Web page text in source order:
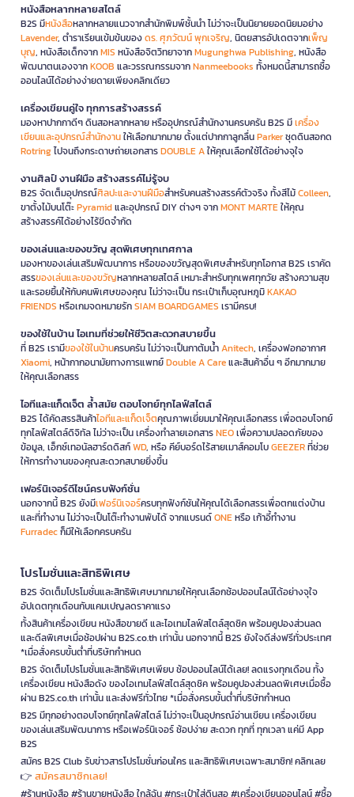
หนังสือหลากหลายสไตล์
B2S มีหนังสือหลากหลายแนวจากสำนักพิมพ์ชั้นนำ ไม่ว่าจะเป็นนิยายยอดนิยมอย่าง
Lavender, ตำราเรียนเข้มข้นของดร. ศุภวัฒน์ พุกเจริญ, นิตยสารอัปเดตจากเพ็ญ
บุญ, หนังสือเด็กจากMIS หนังสือจิตวิทยาจากMugunghwa Publishing, หนังสือ
พัฒนาตนเองจากKOOB และวรรณกรรมจากNanmeebooks ทั้งหมดนี้สามารถซื้อ
ออนไลน์ได้อย่างง่ายดายเพียงคลิกเดียว
เครื่องเขียนคู่ใจ ทุกการสร้างสรรค์
มองหาปากกาดีๆ ดินสอหลากหลาย หรืออุปกรณ์สำนักงานครบครัน B2S มีเครื่อง
เขียนและอุปกรณ์สำนักงานให้เลือกมากมาย ตั้งแต่ปากกาลูกลื่นParkerชุดดินสอกด
Rotringไปจนถึงกระดาษถ่ายเอกสารDOUBLE Aให้คุณเลือกใช้ได้อย่างจุใจ
งานศิลป์ งานฝีมือ สร้างสรรค์ไม่รู้จบ
B2S จัดเต็มอุปกรณ์ศิลปะและงานฝีมือสำหรับคนสร้างสรรค์ตัวจริง ทั้งสีไม้Colleen,
ขาตั้งไม้บนโต๊ะPyramidและอุปกรณ์ DIY ต่างๆ จากMONT MARTEให้คุณ
สร้างสรรค์ได้อย่างไร้ขีดจำกัด
ของเล่นและของขวัญ สุดพิเศษทุกเทศกาล
มองหาของเล่นเสริมพัฒนาการ หรือของขวัญสุดพิเศษสำหรับทุกโอกาส B2S เราคัด
สรรของเล่นและของขวัญหลากหลายสไตล์ เหมาะสำหรับทุกเพศทุกวัย สร้างความสุข
และรอยยิ้มให้กับคนพิเศษของคุณ ไม่ว่าจะเป็น กระเป๋าเก็บอุณหภูมิKAKAO
FRIENDS หรือเกมจดหมายรักSIAM BOARDGAMES เรามีครบ!
ของใช้ในบ้าน ไอเทมที่ช่วยให้ชีวิตสะดวกสบายขึ้น
ที่ B2S เรามีของใช้ในบ้านครบครัน ไม่ว่าจะเป็นกาต้มน้ำAnitech, เครื่องฟอกอากาศ
Xiaomi, หน้ากากอนามัยทางการแพทย์Double A Careและสินค้าอื่น ๆ อีกมากมาย
ให้คุณเลือกสรร
ไอทีและแก็ดเจ็ต ล้ำสมัย ตอบโจทย์ทุกไลฟ์สไตล์
B2S ได้คัดสรรสินค้าไอทีและแก็ดเจ็ตคุณภาพเยี่ยมมาให้คุณเลือกสรร เพื่อตอบโจทย์
ทุกไลฟ์สไตล์ดิจิทัล ไม่ว่าจะเป็น เครื่องทำลายเอกสารNEOเพื่อความปลอดภัยของ
ข้อมูล, เอ็กซ์เทอนัลฮาร์ดดิสก์WD, หรือ คีย์บอร์ดไร้สายเมาส์คอมโบGEEZERที่ช่วย
ให้การทำงานของคุณสะดวกสบายยิ่งขึ้น
เฟอร์นิเจอร์ดีไซน์ครบฟังก์ชั่น
นอกจากนี้ B2S ยังมีเฟอร์นิเจอร์ครบทุกฟังก์ชันให้คุณได้เลือกสรรเพื่อตกแต่งบ้าน
และที่ทำงาน ไม่ว่าจะเป็นโต๊ะทำงานพับได้ จากแบรนด์ONEหรือ เก้าอี้ทำงาน
Furradecก็มีให้เลือกครบครัน
โปรโมชั่นและสิทธิพิเศษ
B2S จัดเต็มโปรโมชั่นและสิทธิพิเศษมากมายให้คุณเลือกช้อปออนไลน์ได้อย่างจุใจ
อัปเดตทุกเดือนกับแคมเปญลดราคาแรง
ทั้งสินค้าเครื่องเขียน หนังสือขายดี และไอเทมไลฟ์สไตล์สุดชิค พร้อมคูปองส่วนลด
และดีลพิเศษเมื่อช้อปผ่าน B2S.co.th เท่านั้น นอกจากนี้ B2S ยังใจดีส่งฟรีทั่วประเทศ
*เมื่อสั่งครบขั้นต่ำที่บริษัทกำหนด
B2S จัดเต็มโปรโมชั่นและสิทธิพิเศษเพียบ ช้อปออนไลน์ได้เลย! ลดแรงทุกเดือน ทั้ง
เครื่องเขียน หนังสือดัง ของไอเทมไลฟ์สไตล์สุดชิค พร้อมคูปองส่วนลดพิเศษเมื่อซื้อ
ผ่าน B2S.co.th เท่านั้น และส่งฟรีทั่วไทย *เมื่อสั่งครบขั้นต่ำที่บริษัทกำหนด
B2S มีทุกอย่างตอบโจทย์ทุกไลฟ์สไตล์ ไม่ว่าจะเป็นอุปกรณ์อ่านเขียน เครื่องเขียน
ของเล่นเสริมพัฒนาการ หรือเฟอร์นิเจอร์ ช้อปง่าย สะดวก ทุกที่ ทุกเวลา แค่มี App
B2S
สมัคร B2S Club รับข่าวสารโปรโมชั่นก่อนใคร และสิทธิพิเศษเฉพาะสมาชิก! คลิกเลย
👉 สมัครสมาชิกเลย!
#ร้านหนังสือ #ร้านขายหนังสือ ใกล้ฉัน #กระเป๋าใส่ดินสอ #เครื่องเขียนออนไลน์ #ซื้อ